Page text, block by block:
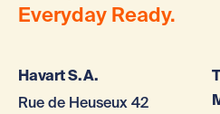
Everyday Ready.
Havart S.A.
Rue de Heuseux 42
T